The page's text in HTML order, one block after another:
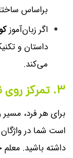
براساس
اگر زبان‌آموز
داستان و
می‌کند.
۳. تمرکز روی نقاط ضعف واقعی شما
برای هر فرد،
است شما در
داشته باشید.